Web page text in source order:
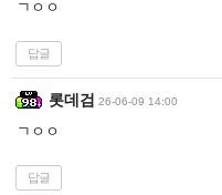
ㄱㅇㅇ
답글
롯데검 26-06-09 14:00
ㄱㅇㅇ
답글